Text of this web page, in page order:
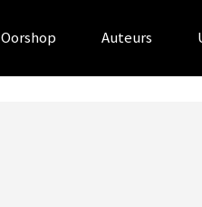
Oorshop Auteurs